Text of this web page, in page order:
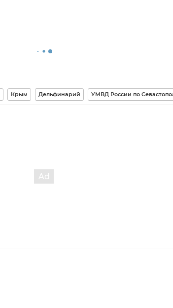
Крым Дельфинарий УМВД России по